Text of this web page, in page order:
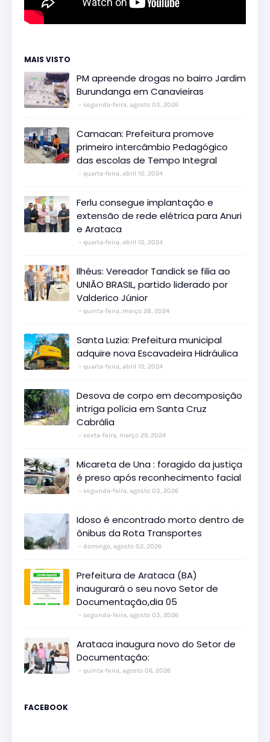
MAIS VISTO
PM apreende drogas no bairro Jardim
Burundanga em Canavieiras
segunda-feira, agosto 03, 2026
Camacan: Prefeitura promove
primeiro intercâmbio Pedagógico
das escolas de Tempo Integral
quarta-feira, abril 10, 2024
Ferlu consegue implantação e
extensão de rede elétrica para Anuri
e Arataca
quarta-feira, abril 10, 2024
Ilhéus: Vereador Tandick se filia ao
UNIÃO BRASIL, partido liderado por
Valderico Júnior
quinta-feira, março 28, 2024
Santa Luzia: Prefeitura municipal
adquire nova Escavadeira Hidráulica
quarta-feira, abril 10, 2024
Desova de corpo em decomposição
intriga polícia em Santa Cruz
Cabrália
sexta-feira, março 29, 2024
Micareta de Una : foragido da justiça
é preso após reconhecimento facial
segunda-feira, agosto 03, 2026
Idoso é encontrado morto dentro de
ônibus da Rota Transportes
domingo, agosto 02, 2026
Prefeitura de Arataca (BA)
inaugurará o seu novo Setor de
Documentação,dia 05
segunda-feira, agosto 03, 2026
Arataca inaugura novo do Setor de
Documentação:
quinta-feira, agosto 06, 2026
FACEBOOK